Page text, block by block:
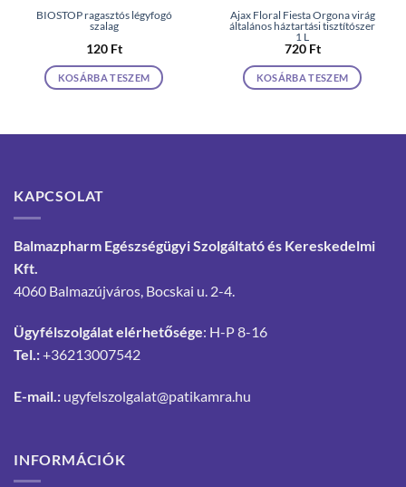
BIOSTOP ragasztós légyfogó
szalag
120 Ft
KOSÁRBA TESZEM
Ajax Floral Fiesta Orgona virág
általános háztartási tisztítószer
1 L
720 Ft
KOSÁRBA TESZEM
KAPCSOLAT
Balmazpharm Egészségügyi Szolgáltató és Kereskedelmi
Kft.
4060 Balmazújváros, Bocskai u. 2-4.
Ügyfélszolgálat elérhetősége: H-P 8-16
Tel.:+36213007542
E-mail.: ugyfelszolgalat@patikamra.hu
INFORMÁCIÓK